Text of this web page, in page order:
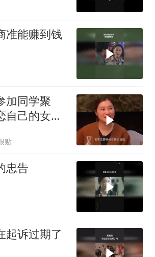
准能赚到钱
加同学聚
自己的女同
贴
忠告
起诉过期了